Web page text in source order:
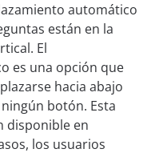
automático
están en la
El
es una opción que
hacia abajo
botón. Esta
disponible en
los usuarios